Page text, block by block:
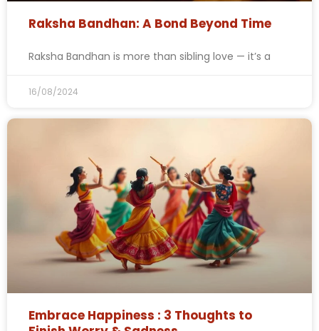
Raksha Bandhan: A Bond Beyond Time
Raksha Bandhan is more than sibling love — it’s a
16/08/2024
Embrace Happiness : 3 Thoughts to